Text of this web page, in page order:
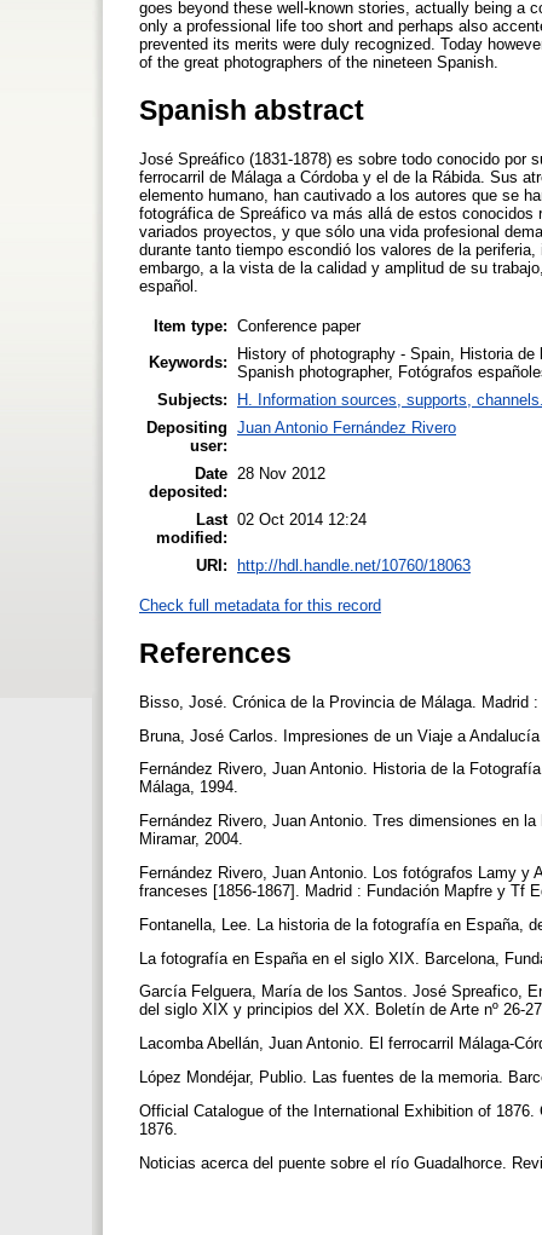
goes beyond these well-known stories, actually being a
only a professional life too short and perhaps also
prevented its merits were duly recognized. Today
of the great photographers of the nineteen Spanish.
Spanish abstract
José Spreáfico (1831-1878) es sobre todo conocido por
ferrocarril de Málaga a Córdoba y el de la Rábida. Sus
elemento humano, han cautivado a los autores que se
fotográfica de Spreáfico va más allá de estos
variados proyectos, y que sólo una vida profesional
durante tanto tiempo escondió los valores de la
embargo, a la vista de la calidad y amplitud de su
español.
Item type: Conference paper
Keywords:
History of photography - Spain, Historia
Spanish photographer, Fotógrafos
Subjects:
H. Information sources, supports,
Depositing
user:
Juan Antonio Fernández Rivero
Date
deposited:
28 Nov 2012
Last
modified:
02 Oct 2014 12:24
URI: http://hdl.handle.net/10760/18063
Check full metadata for this record
References
Bisso, José. Crónica de la Provincia de Málaga. Madrid
Bruna, José Carlos. Impresiones de un Viaje a
Fernández Rivero, Juan Antonio. Historia de la
Málaga, 1994.
Fernández Rivero, Juan Antonio. Tres dimensiones en
Miramar, 2004.
Fernández Rivero, Juan Antonio. Los fotógrafos Lamy
franceses [1856-1867]. Madrid : Fundación Mapfre y Tf
Fontanella, Lee. La historia de la fotografía en España,
La fotografía en España en el siglo XIX. Barcelona,
García Felguera, María de los Santos. José Spreafico,
del siglo XIX y principios del XX. Boletín de Arte nº 26-
Lacomba Abellán, Juan Antonio. El ferrocarril Málaga-
López Mondéjar, Publio. Las fuentes de la memoria.
Official Catalogue of the International Exhibition of
1876.
Noticias acerca del puente sobre el río Guadalhorce.